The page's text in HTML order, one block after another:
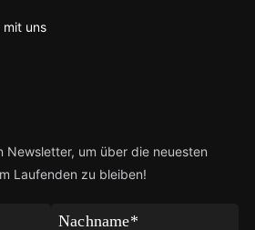
mit uns
Newsletter, um über die neuesten
Laufenden zu bleiben!
Nachname